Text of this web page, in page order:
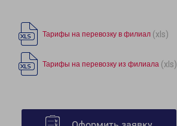
Тарифы на перевозку в филиал (xls)
Тарифы на перевозку из филиала (xls)